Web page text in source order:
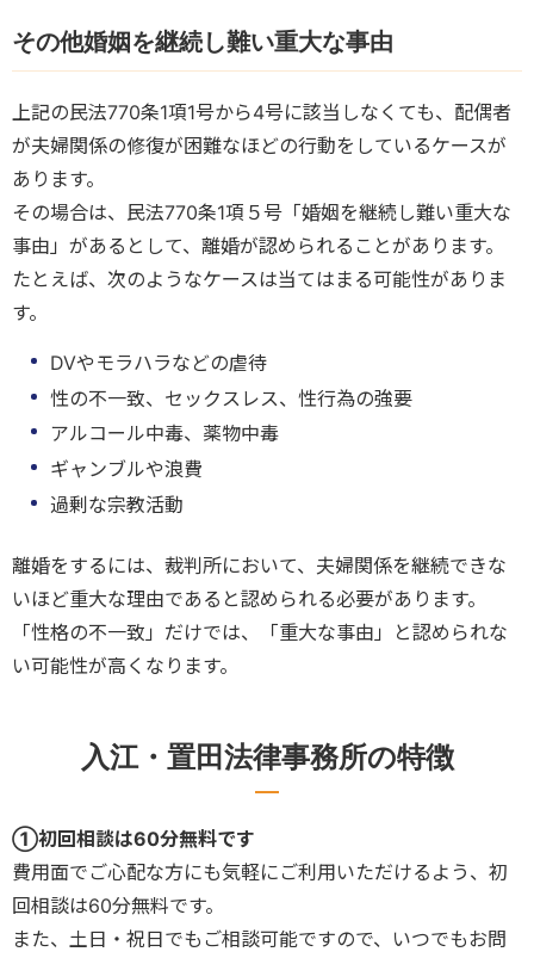
その他婚姻を継続し難い重大な事由
上記の民法770条1項1号から4号に該当しなくても、配偶者
が夫婦関係の修復が困難なほどの行動をしているケースが
あります。
その場合は、民法770条1項５号「婚姻を継続し難い重大な
事由」があるとして、離婚が認められることがあります。
たとえば、次のようなケースは当てはまる可能性がありま
す。
DVやモラハラなどの虐待
性の不一致、セックスレス、性行為の強要
アルコール中毒、薬物中毒
ギャンブルや浪費
過剰な宗教活動
離婚をするには、裁判所において、夫婦関係を継続できな
いほど重大な理由であると認められる必要があります。
「性格の不一致」だけでは、「重大な事由」と認められな
い可能性が高くなります。
入江・置田法律事務所の特徴
①初回相談は60分無料です
費用面でご心配な方にも気軽にご利用いただけるよう、初
回相談は60分無料です。
また、土日・祝日でもご相談可能ですので、いつでもお問